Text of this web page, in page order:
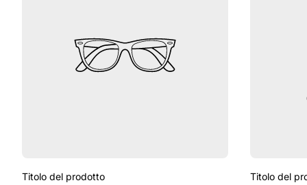
Titolo del prodotto Titolo del